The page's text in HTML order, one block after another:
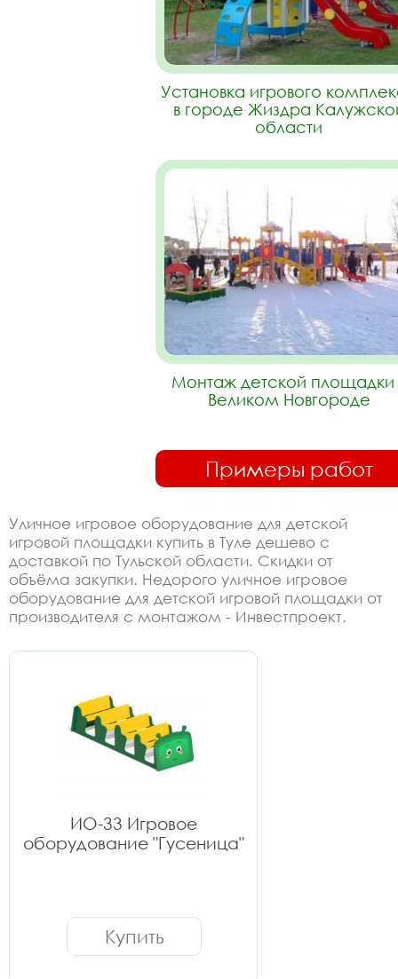
Установка игрового
в городе Жиздра
области
Монтаж детской площадки
Великом Новгороде
Примеры работ
Уличное игровое оборудование для детской
игровой площадки купить в Туле дешево с
доставкой по Тульской области. Скидки от
объёма закупки. Недорого уличное игровое
оборудование для детской игровой площадки от
производителя с монтажом - Инвестпроект.
ИО-33 Игровое
оборудование "Гусеница"
Купить